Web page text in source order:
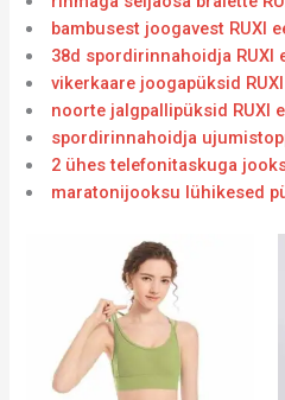
bambusest joogavest RUXI
38d spordirinnahoidja RUXI
vikerkaare joogapüksid
noorte jalgpallipüksid RUXI
spordirinnahoidja
2 ühes telefonitaskuga
maratonijooksu lühikesed